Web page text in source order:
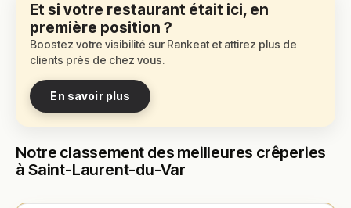
Et si votre restaurant était ici, en
première position ?
Boostez votre visibilité sur Rankeat et attirez plus de
clients près de chez vous.
En savoir plus
Notre classement des meilleures crêperies
à Saint-Laurent-du-Var